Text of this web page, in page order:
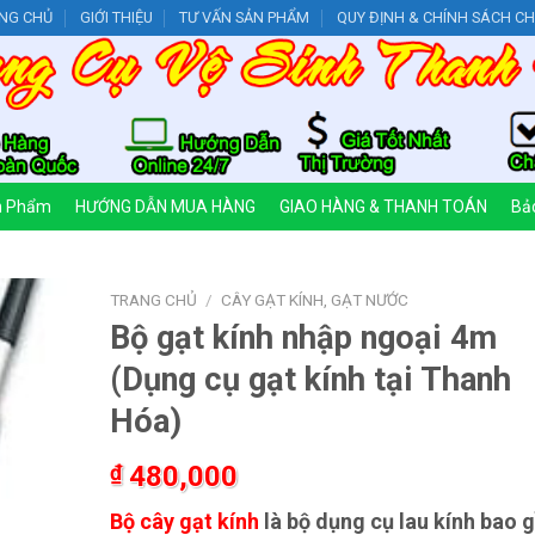
CHỦ GIỚI THIỆU TƯ VẤN SẢN PHẨM QUY ĐỊNH & CHÍNH SÁCH
Phẩm HƯỚNG DẪN MUA HÀNG GIAO HÀNG & THANH TOÁN
TRANG CHỦ / CÂY GẠT KÍNH, GẠT NƯỚC
Bộ gạt kính nhập ngoại 4m
(Dụng cụ gạt kính tại Thanh
Hóa)
₫480,000
Bộ cây gạt kính là bộ dụng cụ lau kính bao